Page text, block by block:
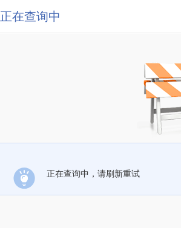
正在查询中
正在查询中，请刷新重试